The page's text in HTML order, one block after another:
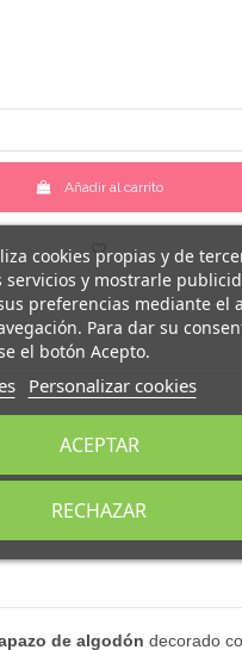
Añadir al carrito
de algodón decorado
cookies propias y de
servicios y mostrarle
preferencias mediante el
Para dar su
el botón Acepto.
Personalizar cookies
RECHAZAR
ACEPTAR